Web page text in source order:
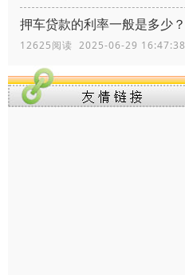
押车贷款的利率一般是多少？
12625阅读 2025-06-29 16:47:38